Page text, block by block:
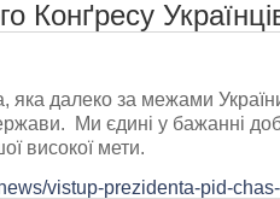
Конґресу
яка далеко за межами
Ми єдині у бажанні
високої мети.
vistup-prezidenta-pid-